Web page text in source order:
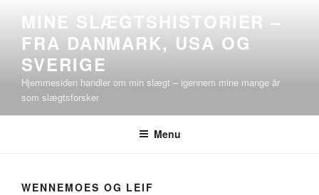
indhold
MINE SLÆGTSHISTORIER –
FRA DANMARK, USA OG
SVERIGE
Hjemmesiden handler om min slægt – igennem mine mange år
som slægtsforsker
Menu
WENNEMOES OG LEIF